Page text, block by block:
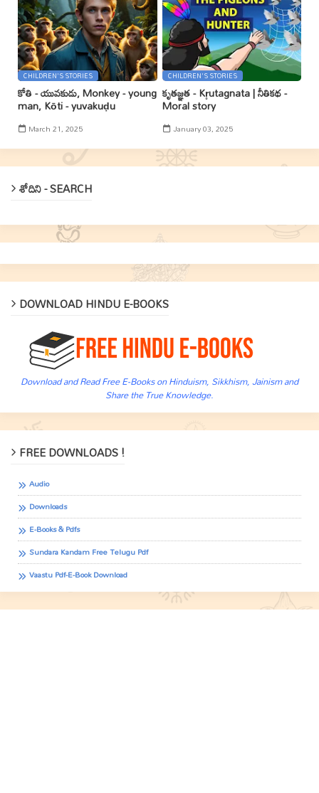
CHILDREN'S STORIES
కోతి - యువకుడు, Monkey - young
man, Kōti - yuvakuḍu
March 21, 2025
CHILDREN'S STORIES
కృతజ్ఞత - Kr̥utagnata | నీతికథ -
Moral story
January 03, 2025
శోదిని - SEARCH
DOWNLOAD HINDU E-BOOKS
Download and Read Free E-Books on Hinduism, Sikkhism, Jainism and
Share the True Knowledge.
FREE DOWNLOADS !
Audio
Downloads
E-Books & Pdfs
Sundara Kandam Free Telugu Pdf
Vaastu Pdf-E-Book Download